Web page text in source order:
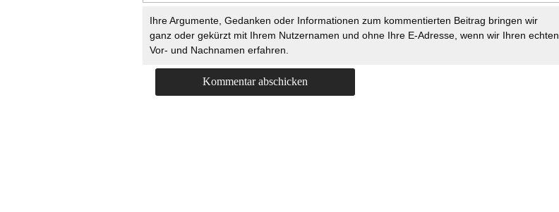
Ihre Argumente, Gedanken oder Informationen zum kommentierten Beitrag bringen wir
ganz oder gekürzt mit Ihrem Nutzernamen und ohne Ihre E-Adresse, wenn wir Ihren echten
Vor- und Nachnamen erfahren.